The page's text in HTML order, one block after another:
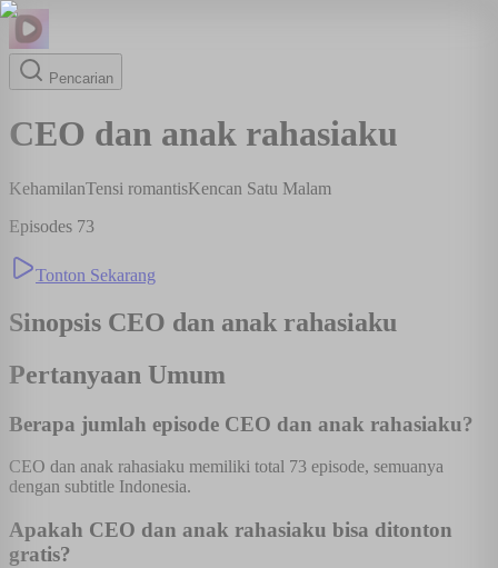
Pencarian
CEO dan anak rahasiaku
KehamilanTensi romantisKencan Satu Malam
Episodes 73
Tonton Sekarang
Sinopsis CEO dan anak rahasiaku
Pertanyaan Umum
Berapa jumlah episode CEO dan anak rahasiaku?
CEO dan anak rahasiaku memiliki total 73 episode, semuanya
dengan subtitle Indonesia.
Apakah CEO dan anak rahasiaku bisa ditonton
gratis?